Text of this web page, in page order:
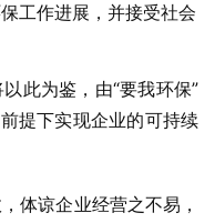
工作进展，并接受社会
此为鉴，由“要我环保”
提下实现企业的可持续
体谅企业经营之不易，